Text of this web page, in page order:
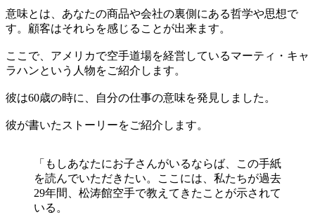
意味とは、あなたの商品や会社の裏側にある哲学や思想で
す。顧客はそれらを感じることが出来ます。
ここで、アメリカで空手道場を経営しているマーティ・キャ
ラハンという人物をご紹介します。
彼は60歳の時に、自分の仕事の意味を発見しました。
彼が書いたストーリーをご紹介します。
「もしあなたにお子さんがいるならば、この手紙
を読んでいただきたい。ここには、私たちが過去
29年間、松涛館空手で教えてきたことが示されて
いる。